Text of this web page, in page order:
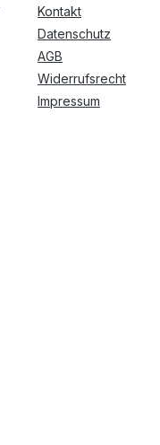
Kontakt
Datenschutz
AGB
Widerrufsrecht
Impressum